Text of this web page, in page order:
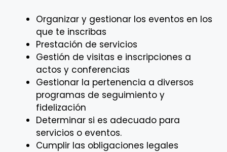
Organizar y gestionar los eventos en los
que te inscribas
Prestación de servicios
Gestión de visitas e inscripciones a
actos y conferencias
Gestionar la pertenencia a diversos
programas de seguimiento y
fidelización
Determinar si es adecuado para
servicios o eventos.
Cumplir las obligaciones legales